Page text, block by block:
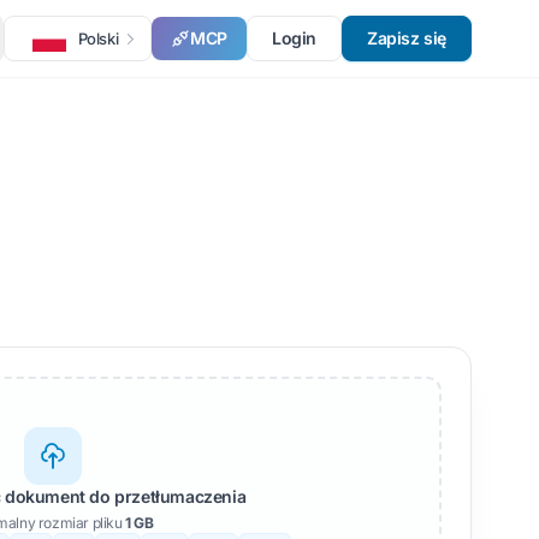
Polski MCP Login Zapisz się
do przetłumaczenia
rozmiar pliku1 GB